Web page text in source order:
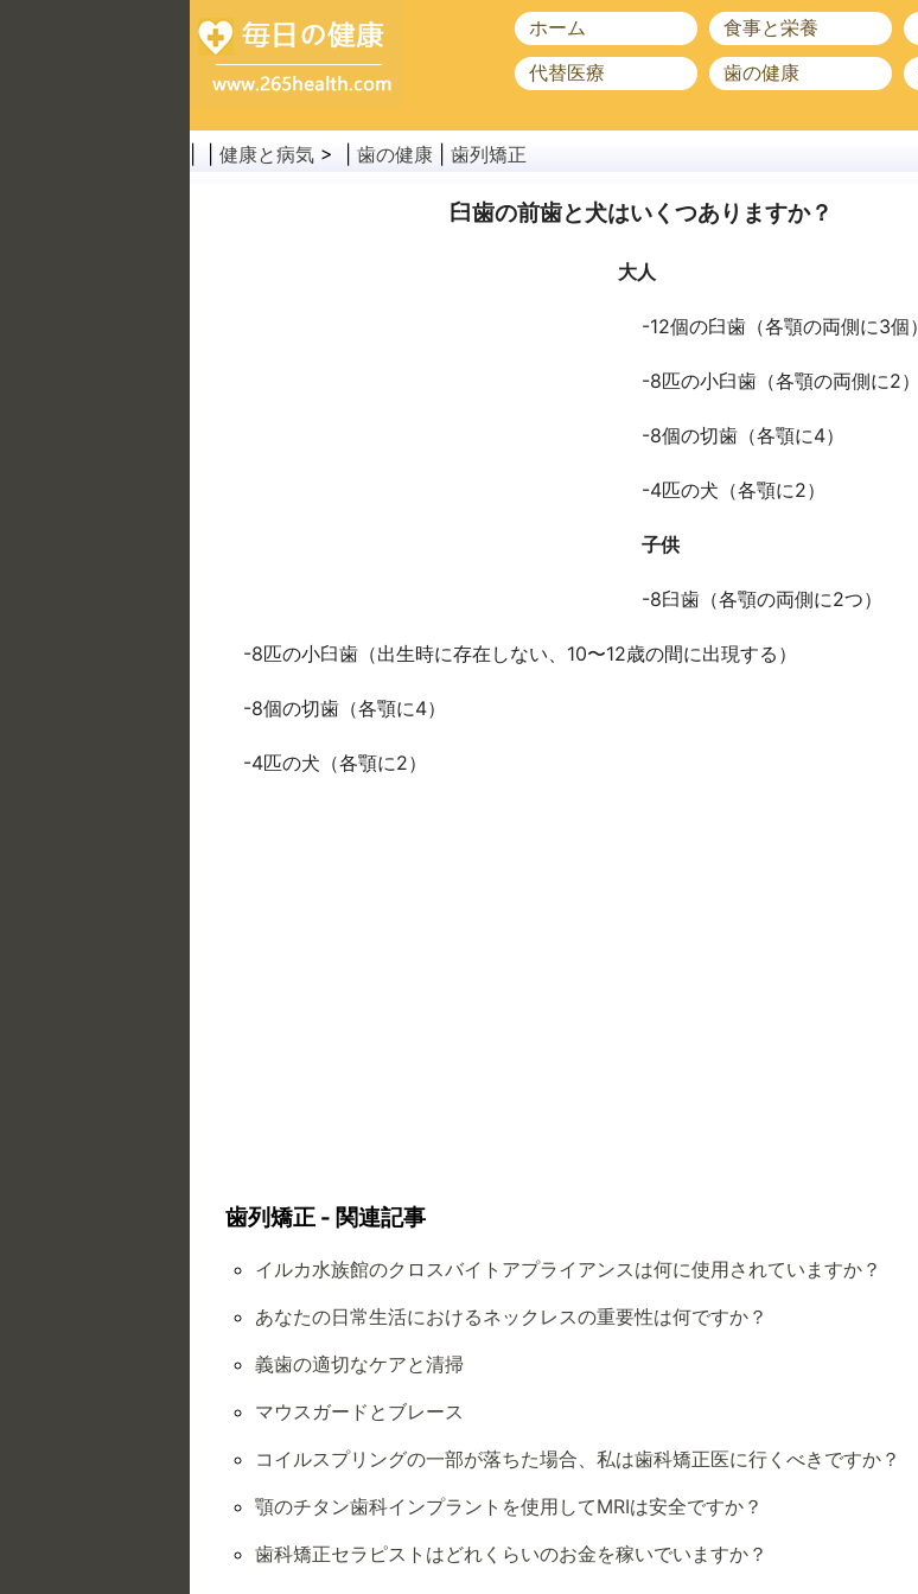
ホーム 食事と栄養
代替医療
歯の健康
健康と病気 > | 歯の健康 歯列矯正
臼歯の前歯と犬はいくつありますか？
大人
-12個の臼歯（各顎の両側に3個）
-8匹の小臼歯（各顎の両側に2）
-8個の切歯（各顎に4）
-4匹の犬（各顎に2）
子供
-8臼歯（各顎の両側に2つ）
-8匹の小臼歯（出生時に存在しない、10〜12歳の間に出現する）
-8個の切歯（各顎に4）
-4匹の犬（各顎に2）
歯列矯正 - 関連記事
イルカ水族館のクロスバイトアプライアンスは何に使用されていますか？
あなたの日常生活におけるネックレスの重要性は何ですか？
義歯の適切なケアと清掃
マウスガードとブレース
コイルスプリングの一部が落ちた場合、私は歯科矯正医に行くべきですか？
顎のチタン歯科インプラントを使用してMRIは安全ですか？
歯科矯正セラピストはどれくらいのお金を稼いでいますか？